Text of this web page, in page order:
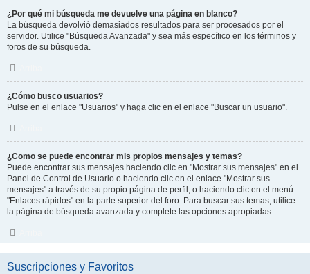
¿Por qué mi búsqueda me devuelve una página en blanco?
La búsqueda devolvió demasiados resultados para ser procesados por el
servidor. Utilice "Búsqueda Avanzada" y sea más específico en los términos y
foros de su búsqueda.
¿Cómo busco usuarios?
Pulse en el enlace "Usuarios" y haga clic en el enlace "Buscar un usuario".
¿Como se puede encontrar mis propios mensajes y temas?
Puede encontrar sus mensajes haciendo clic en "Mostrar sus mensajes" en el
Panel de Control de Usuario o haciendo clic en el enlace "Mostrar sus
mensajes" a través de su propio página de perfil, o haciendo clic en el menú
"Enlaces rápidos" en la parte superior del foro. Para buscar sus temas, utilice
la página de búsqueda avanzada y complete las opciones apropiadas.
Suscripciones y Favoritos